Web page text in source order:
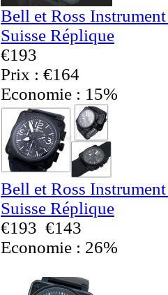
Bell et Ross
Suisse Réplique
€193
Prix : €164
Economie : 15%
Bell et Ross
Suisse Réplique
€193 €143
Economie : 26%